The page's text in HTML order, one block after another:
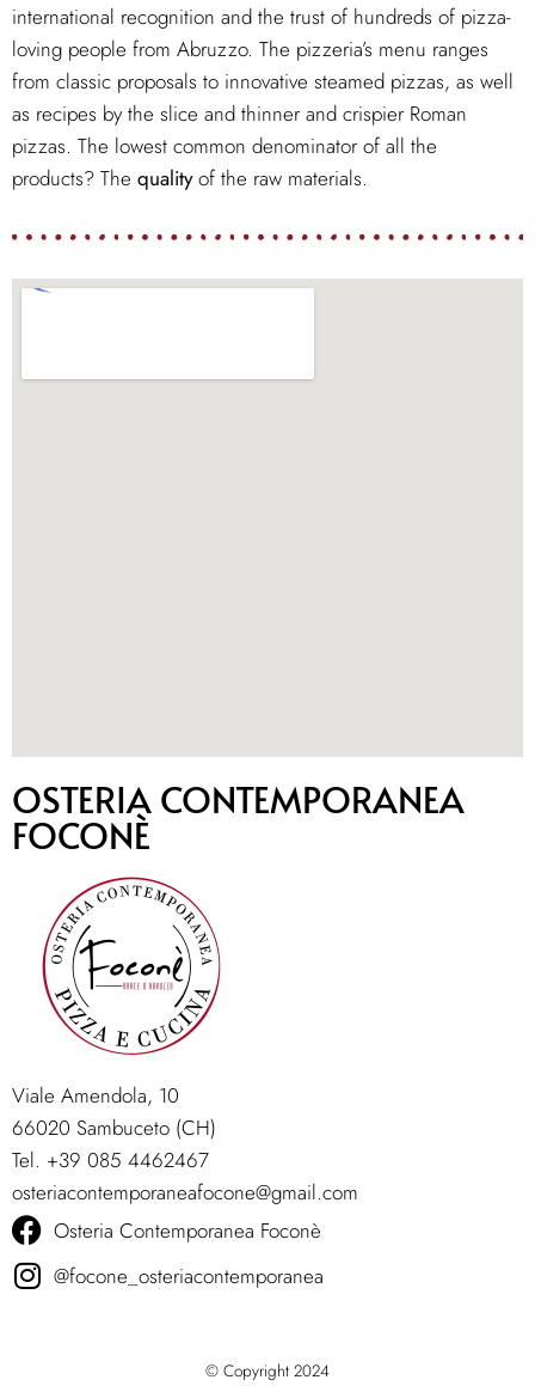
international recognition and the trust of hundreds of pizza-
loving people from Abruzzo. The pizzeria’s menu ranges
from classic proposals to innovative steamed pizzas, as well
as recipes by the slice and thinner and crispier Roman
pizzas. The lowest common denominator of all the
products? The qualityof the raw materials.
OSTERIA CONTEMPORANEA
FOCONÈ
Viale Amendola, 10
66020 Sambuceto (CH)
Tel. +39 085 4462467
osteriacontemporaneafocone@gmail.com
Osteria Contemporanea Foconè
@focone_osteriacontemporanea
© Copyright 2024